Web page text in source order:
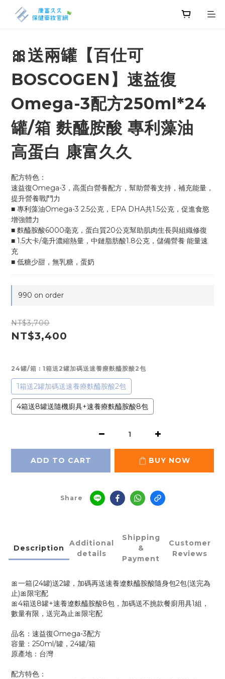
🎀送兩罐【百仕可
BOSCOGEN】速益復
Omega-3配方250ml*24
罐/箱 麩醯胺酸 專利藻油
高蛋白 康富久久
配方特色：
速益復Omega-3，高蛋白營養配方，幫助營養支持，補充能量，
提升營養戰鬥力
■ 專利藻油Omega-3 2.5公克，EPA DHA共1.5公克，促進食慾
增強體力
■ 麩醯胺酸6000毫克，蛋白質20公克幫助肌肉生長與組織修復
■ 1.5大卡/毫升濃縮熱量，中鏈脂肪酸1.8公克，儲備營養 能量速
充
■ 低糖少甜，無乳糖，蛋奶
990 on order
NT$3,700
NT$3,400
24罐/箱 : 1箱送2罐加碼送速養療麩醯胺酸2包
1箱送2罐加碼送速養療麩醯胺酸2包
4箱送8罐送隨機廚具+速養療麩醯胺酸8包
ADD TO CART BUY NOW
Share
Description
Additional
details
Shipping
&
Payment
Customer
Reviews
🎀一箱(24罐)送2罐，加碼再送速養遼麩醯胺酸隨身包2包(送完為
止)🎀限宅配
🎀4箱送8罐+速養遼麩醯胺酸8包，加碼送不挑款餐廚用具1組，
數量有限，送完為止🎀限宅配
品名：速益復Omega-3配方
容量：250ml/罐，24罐/箱
原產地：台灣
配方特色：